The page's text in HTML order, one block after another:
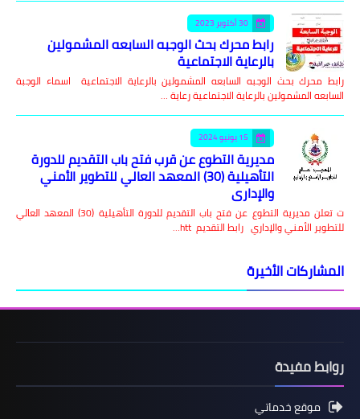
30 أكتوبر 2023
رابط محرك بحث الوجبه السابعه المشمولين
بالرعاية الاجتماعية
رابط محرك بحث الوجبه السابعه المشمولين بالرعاية الاجتماعية اسماء الوجبة
السابعه المشمولين بالرعاية الاجتماعية رعاية …
15 يونيو 2024
مديرية التطوع عن قرب فتح باب التقديم للدورة
التأهيلية (30) المعهد العالي للتطوير الأمني
والإداري
ت تعلن مديرية التطوع عن فتح باب التقديم للدورة التأهيلية (30) المعهد العالي
للتطوير الأمني والإداري رابط التقديم htt…
المشاركات الأخيرة
روابط مفيدة
موقع خدماتي